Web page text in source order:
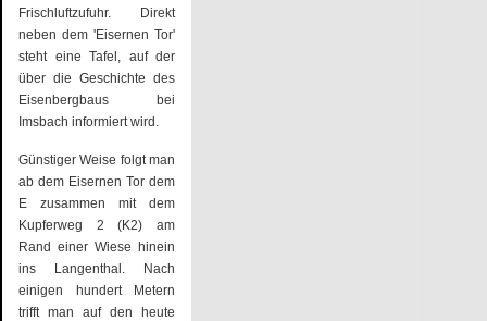
Frischluftzufuhr. Direkt
neben dem 'Eisernen Tor'
steht eine Tafel, auf der
über die Geschichte des
Eisenbergbaus bei
Imsbach informiert wird.
Günstiger Weise folgt man
ab dem Eisernen Tor dem
E zusammen mit dem
Kupferweg 2 (K2) am
Rand einer Wiese hinein
ins Langenthal. Nach
einigen hundert Metern
trifft man auf den heute